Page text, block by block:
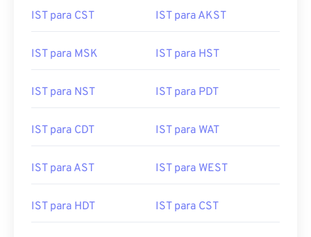
IST para CST IST para AKST
IST para MSK IST para HST
IST para NST IST para PDT
IST para CDT IST para WAT
IST para AST IST para WEST
IST para HDT IST para CST